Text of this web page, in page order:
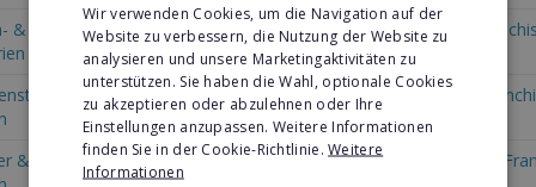
& Pflegedienste Franchise
Fitness & Gesundheit
Bulgarien
in
Transport & Spedition
Bulgarien
& Internet Franchise in
Personal & Management
Wir verwenden Cookies, um die Navigation auf der
Website zu verbessern, die Nutzung der Website zu
analysieren und unsere Marketingaktivitäten zu
unterstützen. Sie haben die Wahl, optionale Cookies
zu akzeptieren oder abzulehnen oder Ihre
Einstellungen anzupassen. Weitere Informationen
finden Sie in der Cookie-Richtlinie.Weitere
Informationen